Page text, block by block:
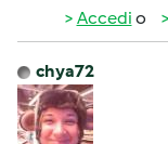
Accedi o
chya72